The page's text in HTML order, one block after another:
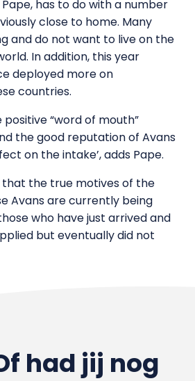
has to do with a number
close to home. Many
and do not want to live on the
In addition, this year
deployed more on
countries.
positive “word of mouth”
the good reputation of Avans
on the intake’, adds Pape.
that the true motives of the
Avans are currently being
who have just arrived and
but eventually did not
had jij nog